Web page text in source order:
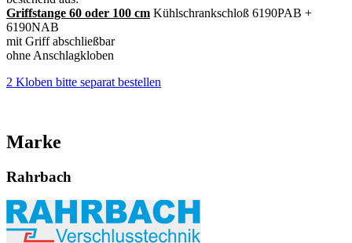
Griffstange 60 oder 100 cm Kühlschrankschloß 6190PAB +
6190NAB
mit Griff abschließbar
ohne Anschlagkloben
2 Kloben bitte separat bestellen
Marke
Rahrbach